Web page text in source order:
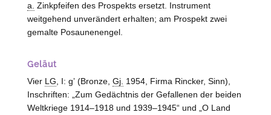
a. Zinkpfeifen des Prospekts ersetzt. Instrument
weitgehend unverändert erhalten; am Prospekt zwei
gemalte Posaunenengel.
Geläut
Vier LG , I: gʼ (Bronze, Gj. 1954, Firma Rincker, Sinn),
Inschriften: „Zum Gedächtnis der Gefallenen der beiden
Weltkriege 1914–1918 und 1939–1945“ und „O Land